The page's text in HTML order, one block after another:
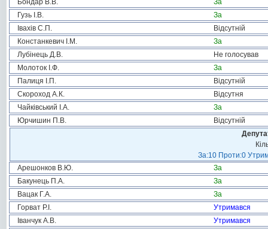
Бондар В.В.
За
Гузь І.В.
За
Івахів С.П.
Відсутній
Констанкевич І.М.
За
Лубінець Д.В.
Не голосував
Молоток І.Ф.
За
Палиця І.П.
Відсутній
Скороход А.К.
Відсутня
Чайківський І.А.
За
Юрчишин П.В.
Відсутній
За:10 Проти:0
Арешонков В.Ю.
За
Бакунець П.А.
За
Вацак Г.А.
За
Горват Р.І.
Утримався
Іванчук А.В.
Утримався